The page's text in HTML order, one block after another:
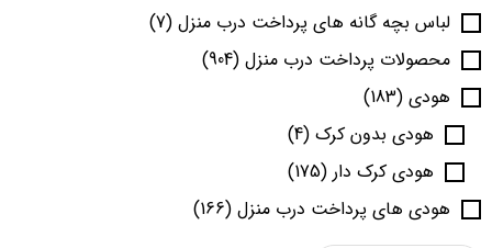
لباس بچه گانه های پرداخت درب منزل (7)
محصولات پرداخت درب منزل (904)
هودی (183)
هودی بدون کرک (4)
هودی کرک دار (175)
هودی های پرداخت درب منزل (166)